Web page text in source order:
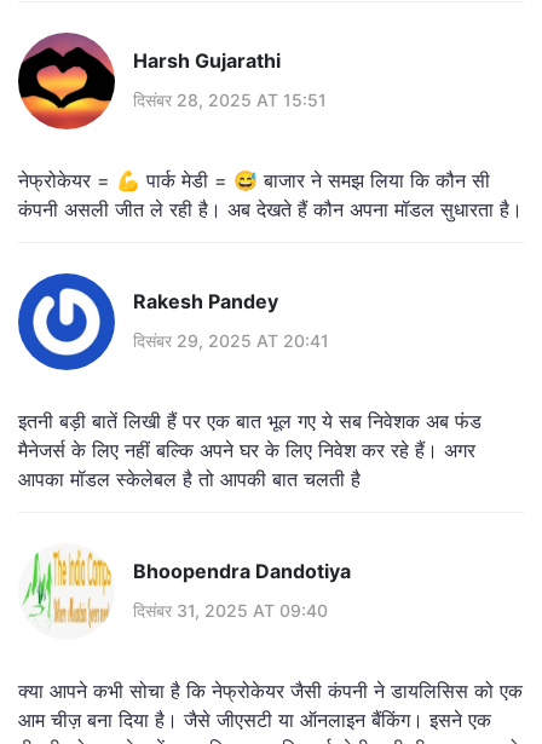
Harsh Gujarathi
दिसंबर 28, 2025 AT 15:51
नेफ्रोकेयर = 💪 पार्क मेडी = 😅 बाजार ने समझ लिया कि कौन सी
कंपनी असली जीत ले रही है। अब देखते हैं कौन अपना मॉडल सुधारता है।
Rakesh Pandey
दिसंबर 29, 2025 AT 20:41
इतनी बड़ी बातें लिखी हैं पर एक बात भूल गए ये सब निवेशक अब फंड
मैनेजर्स के लिए नहीं बल्कि अपने घर के लिए निवेश कर रहे हैं। अगर
आपका मॉडल स्केलेबल है तो आपकी बात चलती है
Bhoopendra Dandotiya
दिसंबर 31, 2025 AT 09:40
क्या आपने कभी सोचा है कि नेफ्रोकेयर जैसी कंपनी ने डायलिसिस को एक
आम चीज़ बना दिया है। जैसे जीएसटी या ऑनलाइन बैंकिंग। इसने एक